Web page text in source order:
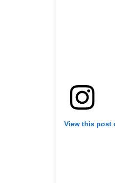
View this post